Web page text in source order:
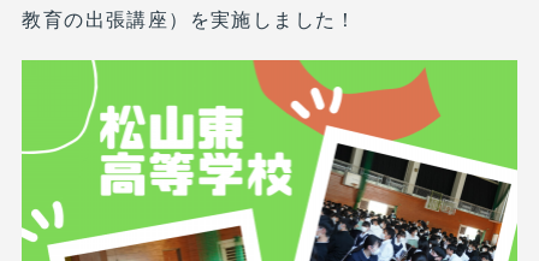
教育の出張講座）を実施しました！